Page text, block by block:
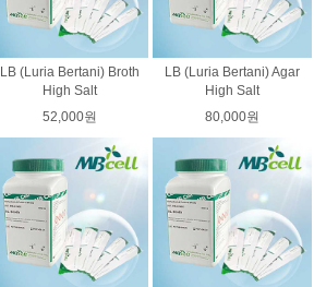
LB (Luria Bertani) Broth
High Salt
52,000원
LB (Luria Bertani) Agar
High Salt
80,000원